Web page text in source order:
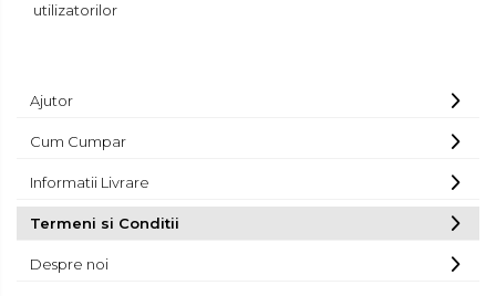
utilizatorilor
Ajutor
Cum Cumpar
Informatii Livrare
Termeni si Conditii
Despre noi